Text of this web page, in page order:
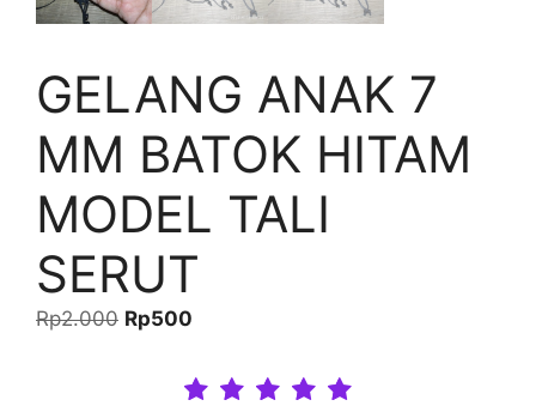
GELANG ANAK 7
MM BATOK HITAM
MODEL TALI
SERUT
Rp2.000 Original
Rp2.000.
Rp500
is:
Rp500.